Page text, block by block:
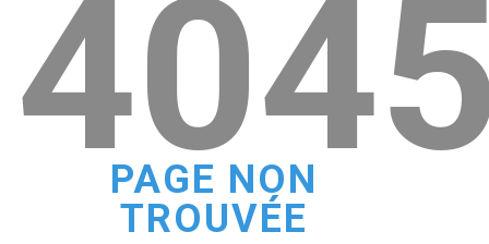
PAGE NON
TROUVÉE